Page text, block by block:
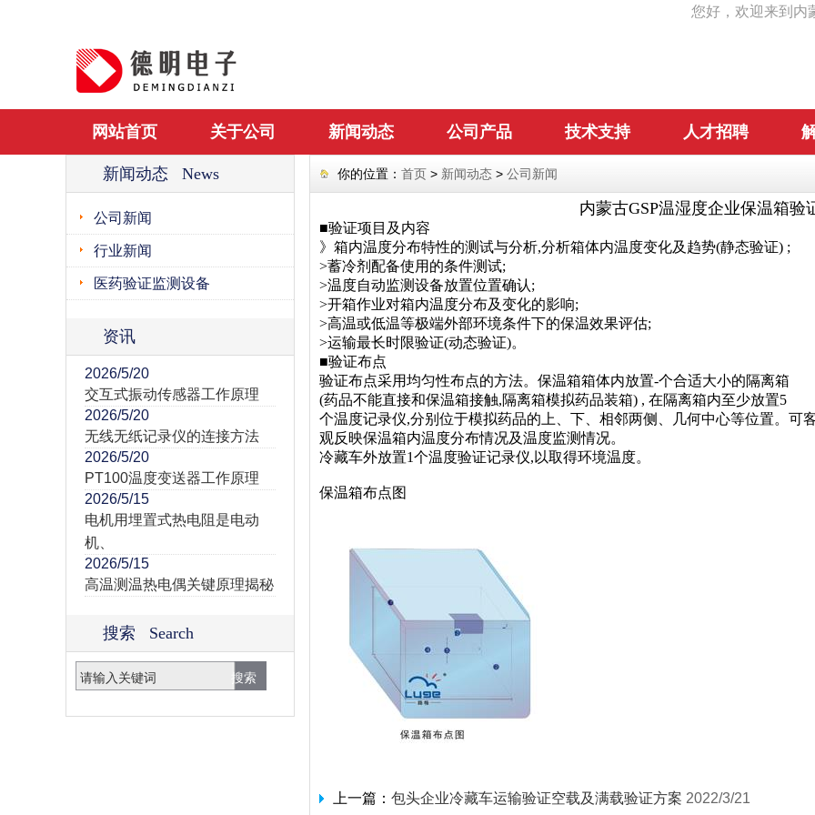
您好，欢迎来到内
网站首页 关于公司 新闻动态 公司产品 技术支持 人才招聘
新闻动态 News
公司新闻
行业新闻
医药验证监测设备
资讯
2026/5/20
交互式振动传感器工作原理
2026/5/20
无线无纸记录仪的连接方法
2026/5/20
PT100温度变送器工作原理
2026/5/15
电机用埋置式热电阻是电动
机、
2026/5/15
高温测温热电偶关键原理揭秘
搜索 Search
你的位置： 首页 > 新闻动态 > 公司新闻
内蒙古GSP温湿度企业保温箱验
■验证项目及内容
》箱内温度分布特性的测试与分析,分析箱体内温度变化及趋势(静态验证) ;
>蓄冷剂配备使用的条件测试;
>温度自动监测设备放置位置确认;
>开箱作业对箱内温度分布及变化的影响;
>高温或低温等极端外部环境条件下的保温效果评估;
>运输最长时限验证(动态验证)。
■验证布点
验证布点采用均匀性布点的方法。保温箱箱体内放置-个合适大小的隔离箱
(药品不能直接和保温箱接触,隔离箱模拟药品装箱) , 在隔离箱内至少放置5
个温度记录仪,分别位于模拟药品的上、下、相邻两侧、几何中心等位置。可
观反映保温箱内温度分布情况及温度监测情况。
冷藏车外放置1个温度验证记录仪,以取得环境温度。
保温箱布点图
上一篇： 包头企业冷藏车运输验证空载及满载验证方案 2022/3/21